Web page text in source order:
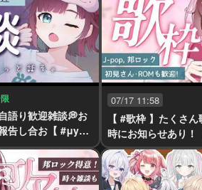
語り歓迎雑談💭お
告し合お【 #μyus
07/17 11:58
【 #歌枠 】たくさ
時にお知らせあり
yustream 】